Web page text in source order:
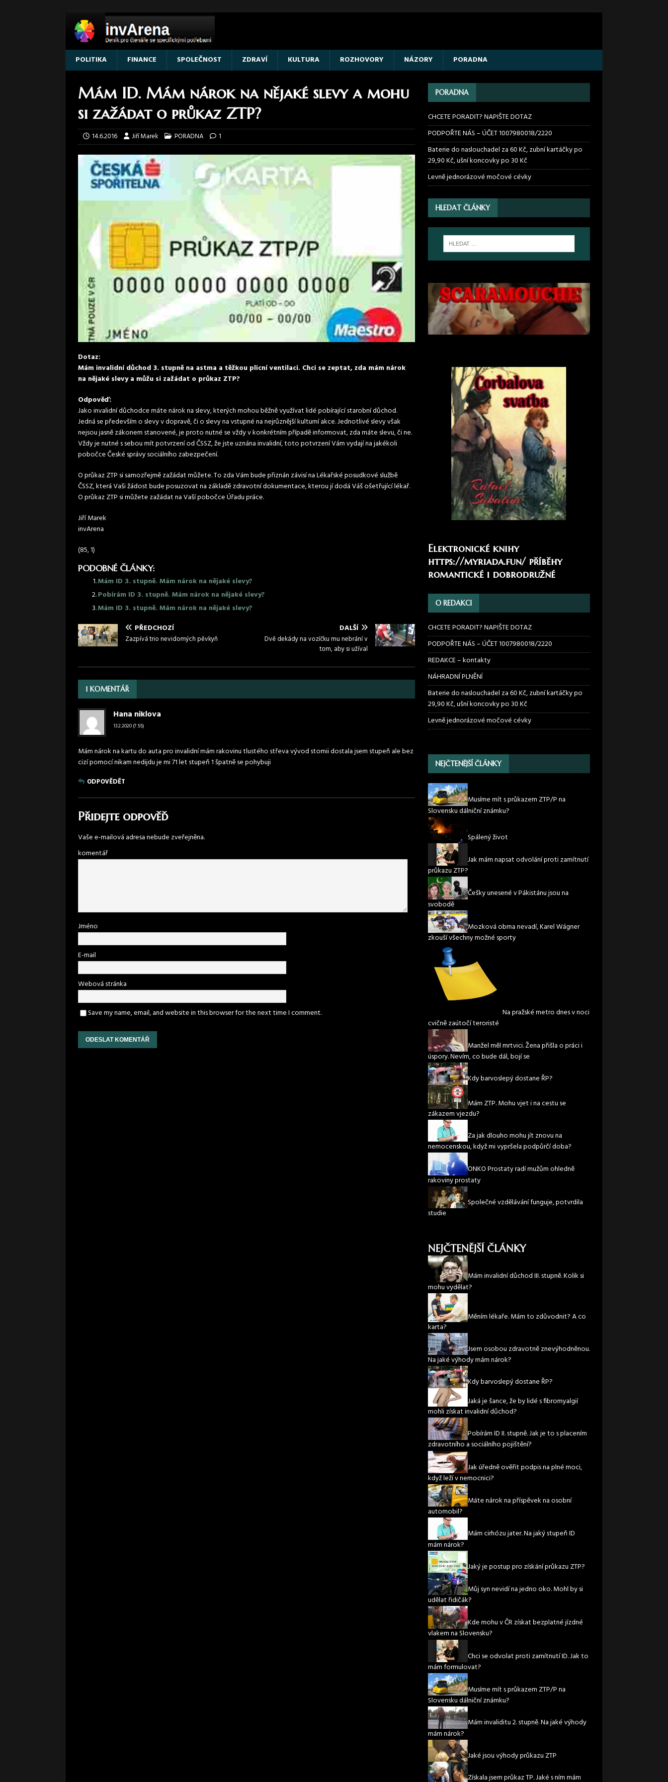
POLITIKA FINANCE SPOLEČNOST ZDRAVÍ KULTURA ROZHOVORY NÁZORY PORADNA
Mám ID. Mám nárok na nějaké slevy a mohu
si zažádat o průkaz ZTP?
14.6.2016 Jiří Marek PORADNA 1
Dotaz:
Mám invalidní důchod 3. stupně na astma a těžkou plicní ventilaci. Chci se zeptat, zda mám nárok
na nějaké slevy a můžu si zažádat o průkaz ZTP?
Odpověď:
Jako invalidní důchodce máte nárok na slevy, kterých mohou běžně využívat lidé pobírající starobní důchod.
Jedná se především o slevy v dopravě, či o slevy na vstupné na nejrůznější kulturní akce. Jednotlivé slevy však
nejsou jasně zákonem stanovené, je proto nutné se vždy v konkrétním případě informovat, zda máte slevu, či ne.
Vždy je nutné s sebou mít potvrzení od ČSSZ, že jste uznána invalidní, toto potvrzení Vám vydají na jakékoli
pobočce České správy sociálního zabezpečení.
O průkaz ZTP si samozřejmě zažádat můžete. To zda Vám bude přiznán závisí na Lékařské posudkové službě
ČSSZ, která Vaši žádost bude posuzovat na základě zdravotní dokumentace, kterou jí dodá Váš ošetřující lékař.
O průkaz ZTP si můžete zažádat na Vaší pobočce Úřadu práce.
Jiří Marek
invArena
(85, 1)
PODOBNÉ ČLÁNKY:
Mám ID 3. stupně. Mám nárok na nějaké slevy?
Pobírám ID 3. stupně. Mám nárok na nějaké slevy?
Mám ID 3. stupně. Mám nárok na nějaké slevy?
PŘEDCHOZÍ
Zazpívá trio nevidomých pěvkyň
DALŠÍ
Dvě dekády na vozíčku mu nebrání v
tom, aby si užíval
1 KOMENTÁŘ
Hana niklova
13.2.2020 (7.55)
Mám nárok na kartu do auta pro invalidní mám rakovinu tlustého střeva vývod stomii dostala jsem stupeň ale bez
cizí pomocí nikam nedijdu je mi 71 let stupeň 1 špatně se pohybuji
ODPOVĚDĚT
Přidejte odpověď
Vaše e-mailová adresa nebude zveřejněna.
komentář
Jméno
E-mail
Webová stránka
Save my name, email, and website in this browser for the next time I comment.
PORADNA
CHCETE PORADIT? NAPIŠTE DOTAZ
PODPOŘTE NÁS – ÚČET 1007980018/2220
Baterie do naslouchadel za 60 Kč, zubní kartáčky po
29,90 Kč, ušní koncovky po 30 Kč
Levně jednorázové močové cévky
HLEDAT ČLÁNKY
Elektronické knihy
https://myriada.fun/příběhy
romantické i dobrodružné
O REDAKCI
CHCETE PORADIT? NAPIŠTE DOTAZ
PODPOŘTE NÁS – ÚČET 1007980018/2220
REDAKCE – kontakty
NÁHRADNÍ PLNĚNÍ
Baterie do naslouchadel za 60 Kč, zubní kartáčky po
29,90 Kč, ušní koncovky po 30 Kč
Levně jednorázové močové cévky
NEJČTENĚJŠÍ ČLÁNKY
Musíme mít s průkazem ZTP/P na
Slovensku dálniční známku?
Spálený život
Jak mám napsat odvolání proti zamítnutí
průkazu ZTP?
Češky unesené v Pákistánu jsou na
svobodě
Mozková obrna nevadí, Karel Wágner
zkouší všechny možné sporty
Na pražské metro dnes v noci
cvičně zaútočí teroristé
Manžel měl mrtvici. Žena přišla o práci i
úspory. Nevím, co bude dál, bojí se
Kdy barvoslepý dostane ŘP?
Mám ZTP. Mohu vjet i na cestu se
zákazem vjezdu?
Za jak dlouho mohu jít znovu na
nemocenskou, když mi vypršela podpůrčí doba?
ONKO Prostaty radí mužům ohledně
rakoviny prostaty
Společné vzdělávání funguje, potvrdila
studie
NEJČTENĚJŠÍ ČLÁNKY
Mám invalidní důchod III. stupně. Kolik si
mohu vydělat?
Měním lékaře. Mám to zdůvodnit? A co
karta?
Jsem osobou zdravotně znevýhodněnou.
Na jaké výhody mám nárok?
Kdy barvoslepý dostane ŘP?
Jaká je šance, že by lidé s fibromyalgií
mohli získat invalidní důchod?
Pobírám ID II. stupně. Jak je to s placením
zdravotního a sociálního pojištění?
Jak úředně ověřit podpis na plné moci,
když leží v nemocnici?
Máte nárok na příspěvek na osobní
automobil?
Mám cirhózu jater. Na jaký stupeň ID
mám nárok?
Jaký je postup pro získání průkazu ZTP?
Můj syn nevidí na jedno oko. Mohl by si
udělat řidičák?
Kde mohu v ČR získat bezplatné jízdné
vlakem na Slovensku?
Chci se odvolat proti zamítnutí ID. Jak to
mám formulovat?
Musíme mít s průkazem ZTP/P na
Slovensku dálniční známku?
Mám invaliditu 2. stupně. Na jaké výhody
mám nárok?
Jaké jsou výhody průkazu ZTP
Získala jsem průkaz TP. Jaké s ním mám